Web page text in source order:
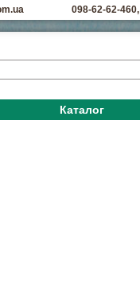
098-62-62-460,
Каталог